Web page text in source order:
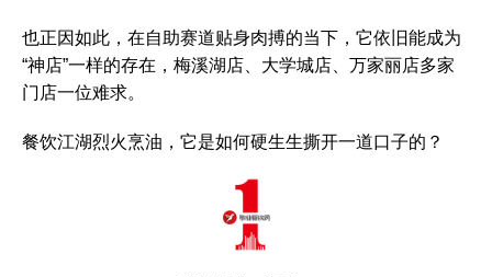
也正因如此，在自助赛道贴身肉搏的当下，它依旧能成为
“神店”一样的存在，梅溪湖店、大学城店、万家丽店多家
门店一位难求。
餐饮江湖烈火烹油，它是如何硬生生撕开一道口子的？